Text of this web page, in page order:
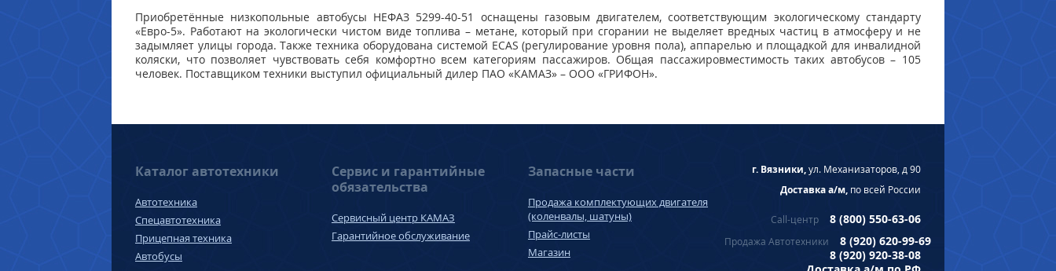
Приобретённые низкопольные автобусы НЕФАЗ 5299-40-51 оснащены газовым двигателем, соответствующим экологическому стандарту
«Евро-5». Работают на экологически чистом виде топлива – метане, который при сгорании не выделяет вредных частиц в атмосферу и не
задымляет улицы города. Также техника оборудована системой ECAS (регулирование уровня пола), аппарелью и площадкой для инвалидной
коляски, что позволяет чувствовать себя комфортно всем категориям пассажиров. Общая пассажировместимость таких автобусов – 105
человек. Поставщиком техники выступил официальный дилер ПАО «КАМАЗ» – ООО «ГРИФОН».
Каталог автотехники
Автотехника
Спецавтотехника
Прицепная техника
Автобусы
Сервис и гарантийные
обязательства
Сервисный центр КАМАЗ
Гарантийное обслуживание
Запасные части
Продажа комплектующих двигателя
(коленвалы, шатуны)
Прайс-листы
Магазин
г. Вязники,ул. Механизаторов, д 90
Доставка а/м, по всей России
Call-центр 8 (800) 550-63-06
Продажа Автотехники
8 (920) 620-99-69
8 (920) 920-38-08